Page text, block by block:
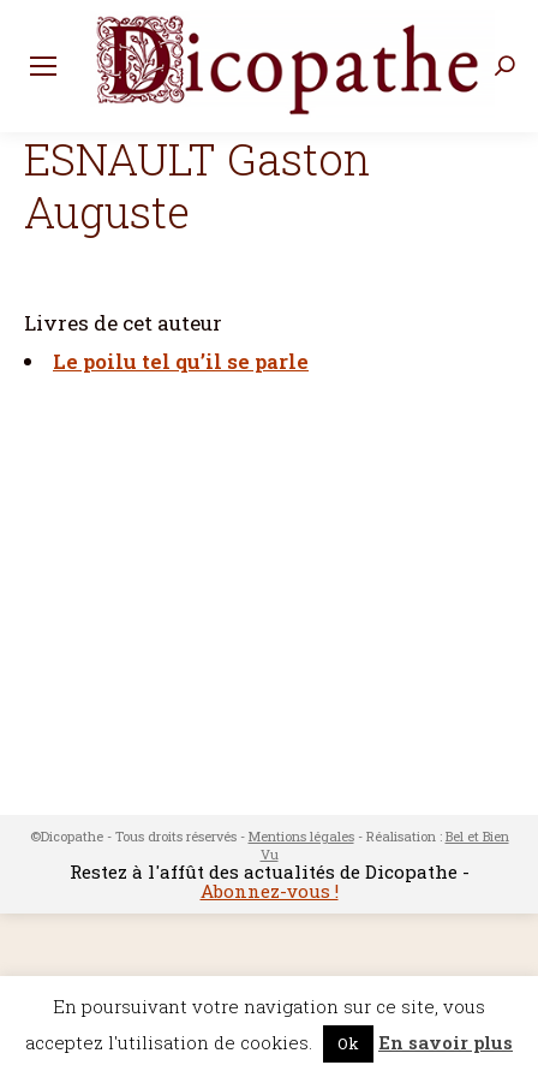
ESNAULT Gaston
Auguste
Livres de cet auteur
Le poilu tel qu’il se parle
©Dicopathe - Tous droits réservés - Mentions légales- Réalisation : Bel et Bien
Vu
Restez à l'affût des actualités de Dicopathe -
Abonnez-vous !
En poursuivant votre navigation sur ce site, vous
acceptez l'utilisation de cookies.
Ok En savoir plus